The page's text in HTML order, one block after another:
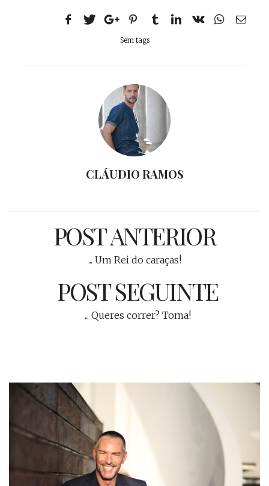
Sem tags
CLÁUDIO RAMOS
POST ANTERIOR
... Um Rei do caraças!
POST SEGUINTE
... Queres correr? Toma!